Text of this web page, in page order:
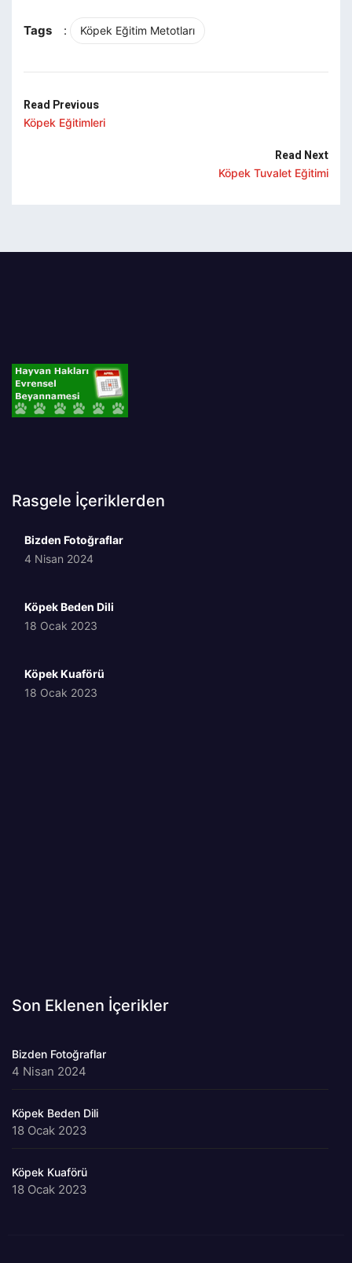
Tags : Köpek Eğitim Metotları
Read Previous
Köpek Eğitimleri
Read Next
Köpek Tuvalet Eğitimi
Rasgele İçeriklerden
Bizden Fotoğraflar
4 Nisan 2024
Köpek Beden Dili
18 Ocak 2023
Köpek Kuaförü
18 Ocak 2023
Son Eklenen İçerikler
Bizden Fotoğraflar
4 Nisan 2024
Köpek Beden Dili
18 Ocak 2023
Köpek Kuaförü
18 Ocak 2023